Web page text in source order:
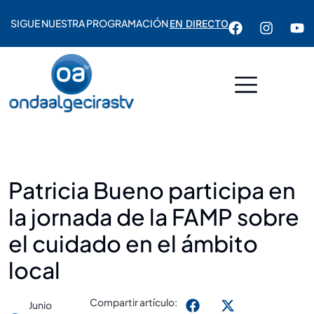
SIGUE NUESTRA PROGRAMACIÓNEN DIRECTO
Patricia Bueno participa en
la jornada de la FAMP sobre
el cuidado en el ámbito
local
Junio
Compartir artículo: